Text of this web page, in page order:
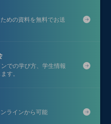
めの資料を無料でお送
での学び方、学生情報
す。
ラインから可能